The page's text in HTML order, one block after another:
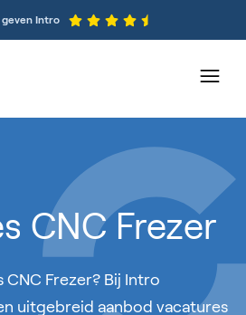
Intro
CNC Frezer
CNC Frezer? Bij Intro
uitgebreid aanbod vacatures